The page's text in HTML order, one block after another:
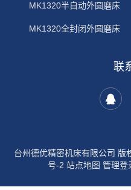
MK1320半自动外圆磨床
MK1320全封闭外圆磨床
联
台州德优精密机床有限公司 版
号-2 站点地图 管理登